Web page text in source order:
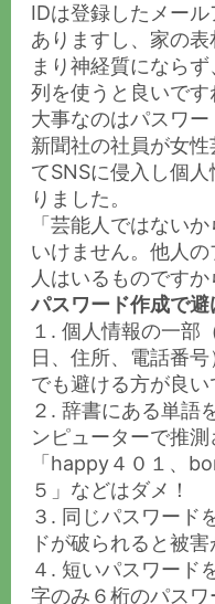
IDは登録したメー
ありますし、家の
まり神経質になら
列を使うと良いです
大事なのはパスワ
新聞社の社員が女
てSNSに侵入し個
りました。
「芸能人ではない
いけません。他人
人はいるものです
パスワード作成で避
１. 個人情報の一部
日、住所、電話番
でも避ける方が良い
２. 辞書にある単語
ンピューターで推測
「happy４０１、
５」などはダメ！
３. 同じパスワード
ドが破られると被害
４. 短いパスワード
字のみ６桁のパス